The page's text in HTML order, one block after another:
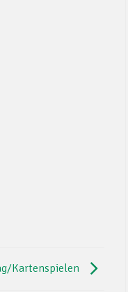
Kartenspielen